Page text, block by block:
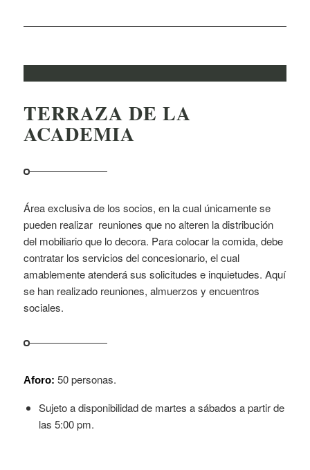
TERRAZA DE LA
ACADEMIA
Área exclusiva de los socios, en la cual únicamente se
pueden realizar reuniones que no alteren la distribución
del mobiliario que lo decora. Para colocar la comida, debe
contratar los servicios del concesionario, el cual
amablemente atenderá sus solicitudes e inquietudes. Aquí
se han realizado reuniones, almuerzos y encuentros
sociales.
Aforo: 50 personas.
Sujeto a disponibilidad de martes a sábados a partir de
las 5:00 pm.